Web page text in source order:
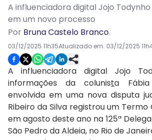
A influenciadora digital Jojo
em um novo processo
Por Bruna Castelo Branco.
03/12/2025 11h35Atualizado em: 03/12/2025
A influenciadora digital Jojo
informações da colunista
envolvida em uma nova disputa
Ribeiro da Silva registrou um
em agosto deste ano na 125ª
São Pedro da Aldeia, no Rio de